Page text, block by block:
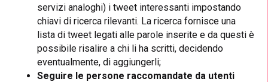
servizi analoghi) i tweet interessanti impostando
chiavi di ricerca rilevanti. La ricerca fornisce una
lista di tweet legati alle parole inserite e da questi è
possibile risalire a chi li ha scritti, decidendo
eventualmente, di aggiungerli;
Seguire le persone raccomandate da utenti